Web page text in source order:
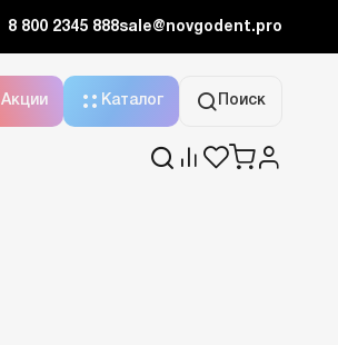
8 800 2345 888sale@novgodent.pro
Акции Каталог Поиск